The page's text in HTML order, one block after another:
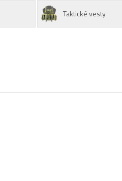
Taktické vesty